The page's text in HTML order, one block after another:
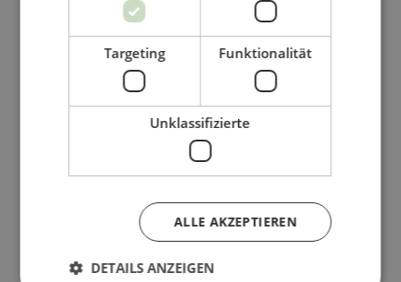
Targeting Funktionalität
Unklassifizierte
ALLE AKZEPTIEREN
DETAILS ANZEIGEN